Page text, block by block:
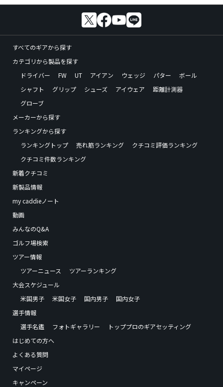
すべてのギアから探す
カテゴリから製品を探す
ドライバー
FW UT アイアン ウェッジ パター
ボール
シャフト
グリップ シューズ アイウェア
距離計測器
グローブ
メーカーから探す
ランキングから探す
ランキングトップ
売れ筋ランキング
クチコミ評価ランキング
クチコミ件数ランキング
新着クチコミ
新製品情報
my caddieノート
動画
みんなのQ&A
ゴルフ場検索
ツアー情報
ツアーニュース
ツアーランキング
大会スケジュール
米国男子
米国女子 国内男子
国内女子
選手情報
選手名鑑
フォトギャラリー
トッププロのギアセッティング
はじめての方へ
よくある質問
マイページ
キャンペーン